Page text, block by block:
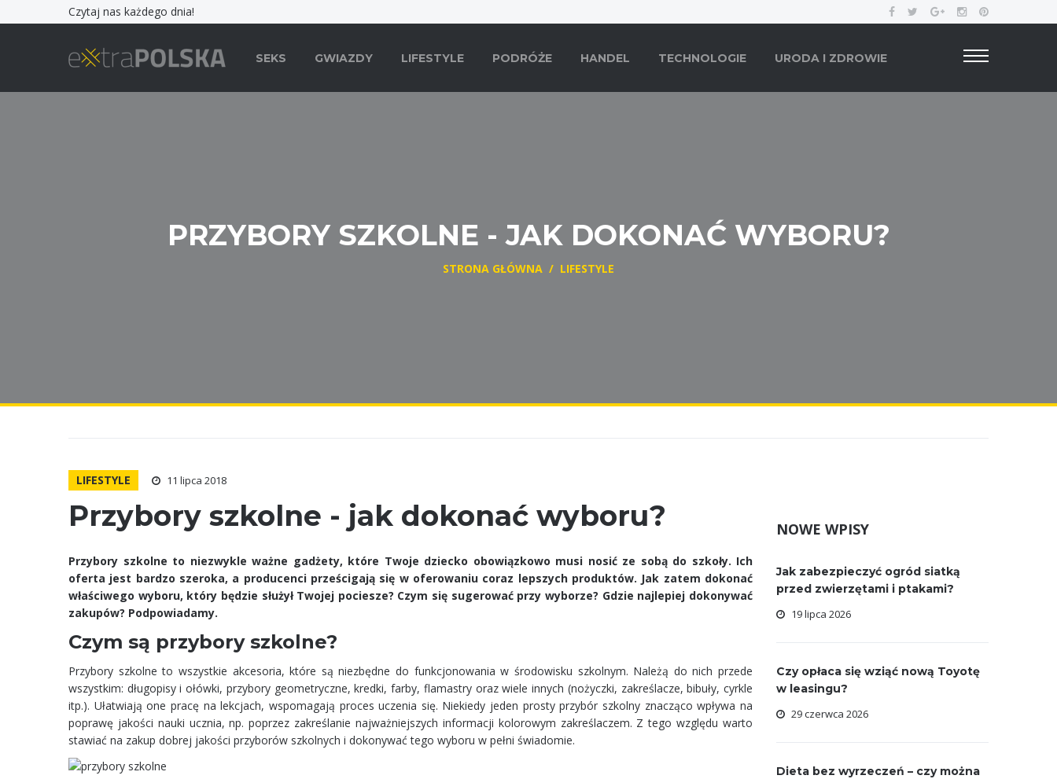
Czytaj nas każdego dnia!
SEKS GWIAZDY LIFESTYLE PODRÓŻE HANDEL TECHNOLOGIE URODA I ZDROWIE
PRZYBORY SZKOLNE - JAK DOKONAĆ WYBORU?
STRONA GŁÓWNA / LIFESTYLE
LIFESTYLE 11 lipca 2018
Przybory szkolne - jak dokonać wyboru?
Przybory szkolne to niezwykle ważne gadżety, które Twoje dziecko obowiązkowo musi nosić ze sobą do szkoły. Ich
oferta jest bardzo szeroka, a producenci prześcigają się w oferowaniu coraz lepszych produktów. Jak zatem dokonać
właściwego wyboru, który będzie służył Twojej pociesze? Czym się sugerować przy wyborze? Gdzie najlepiej dokonywać
zakupów? Podpowiadamy.
Czym są przybory szkolne?
Przybory szkolne to wszystkie akcesoria, które są niezbędne do funkcjonowania w środowisku szkolnym. Należą do nich przede
wszystkim: długopisy i ołówki, przybory geometryczne, kredki, farby, flamastry oraz wiele innych (nożyczki, zakreślacze, bibuły, cyrkle
itp.). Ułatwiają one pracę na lekcjach, wspomagają proces uczenia się. Niekiedy jeden prosty przybór szkolny znacząco wpływa na
poprawę jakości nauki ucznia, np. poprzez zakreślanie najważniejszych informacji kolorowym zakreślaczem. Z tego względu warto
stawiać na zakup dobrej jakości przyborów szkolnych i dokonywać tego wyboru w pełni świadomie.
NOWE WPISY
Jak zabezpieczyć ogród siatką
przed zwierzętami i ptakami?
19 lipca 2026
Czy opłaca się wziąć nową Toyotę
w leasingu?
29 czerwca 2026
Dieta bez wyrzeczeń – czy można